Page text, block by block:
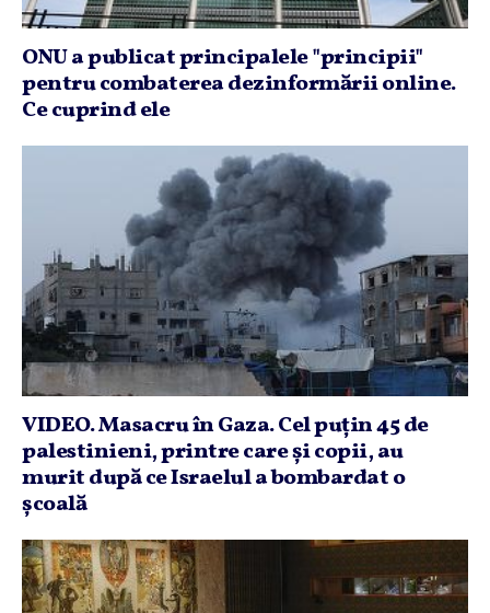
ONU a publicat principalele "principii"
pentru combaterea dezinformării online.
Ce cuprind ele
VIDEO. Masacru în Gaza. Cel puţin 45 de
palestinieni, printre care şi copii, au
murit după ce Israelul a bombardat o
şcoală